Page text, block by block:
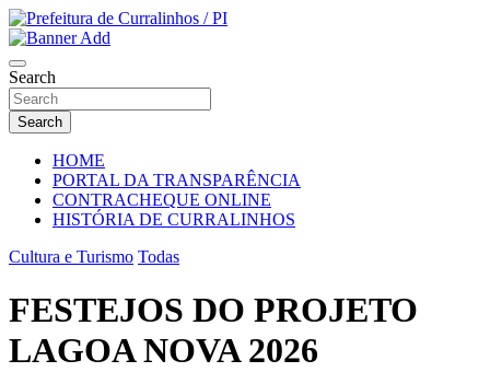
Skip
to
content
Prefeitura de Curralinhos / PI
Search
Search
HOME
PORTAL DA TRANSPARÊNCIA
CONTRACHEQUE ONLINE
HISTÓRIA DE CURRALINHOS
Cultura e Turismo Todas
FESTEJOS DO PROJETO
LAGOA NOVA 2026